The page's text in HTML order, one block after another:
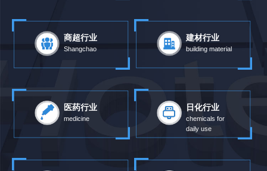
商超行业
Shangchao
建材行业
building material
医药行业
medicine
日化行业
chemicals for
daily use